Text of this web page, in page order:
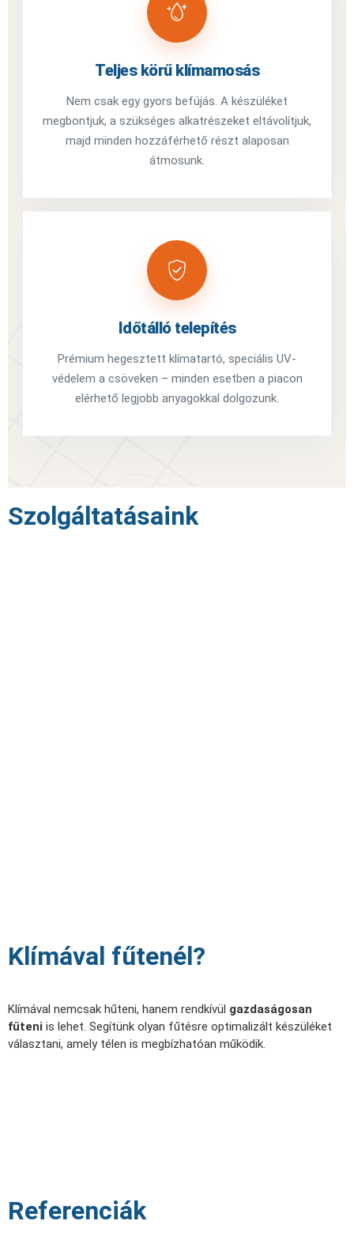
Teljes körű klímamosás
Nem csak egy gyors befújás. A készüléket
megbontjuk, a szükséges alkatrészeket eltávolítjuk,
majd minden hozzáférhető részt alaposan
átmosunk.
Időtálló telepítés
Prémium hegesztett klímatartó, speciális UV-
védelem a csöveken – minden esetben a piacon
elérhető legjobb anyagokkal dolgozunk.
Szolgáltatásaink
Klímával fűtenél?
Klímával nemcsak hűteni, hanem rendkívül gazdaságosan
fűteni is lehet. Segítünk olyan fűtésre optimalizált készüléket
választani, amely télen is megbízhatóan működik.
Referenciák